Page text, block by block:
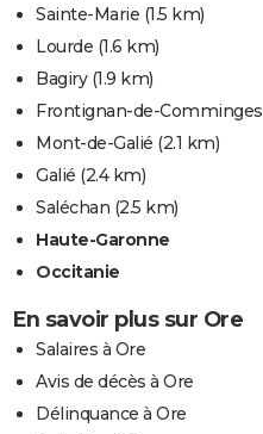
Sainte-Marie (1.5 km)
Lourde (1.6 km)
Bagiry(1.9 km)
Frontignan-de-Comminges
Mont-de-Galié (2.1 km)
Galié (2.4 km)
Saléchan (2.5 km)
Haute-Garonne
Occitanie
En savoir plus sur Ore
Salaires à Ore
Avis de décès à Ore
Délinquance à Ore